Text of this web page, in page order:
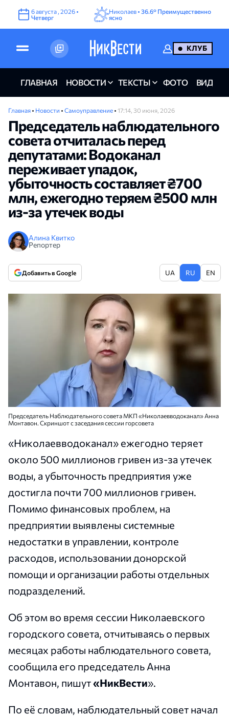
6августа , 2026 •
Четверг
Николаев • 36.6° Преимущественно
ясно
КЛУБ
ГЛАВНАЯ НОВОСТИ ТЕКСТЫ ФОТО ВИДЕО
Главная • Новости • Самоуправление • 17:14, 30 июня, 2026
Председатель наблюдательного
совета отчиталась перед
депутатами: Водоканал
переживает упадок,
убыточность составляет ₴700
млн, ежегодно теряем ₴500 млн
из-за утечек воды
Алина Квитко
Репортер
Добавить в Google UA RU EN
Председатель Наблюдательного совета МКП «Николаевводоканал» Анна
Монтавон. Скриншот с заседания сессии горсовета
«Николаевводоканал» ежегодно теряет
около 500 миллионов гривен из-за утечек
воды, а убыточность предприятия уже
достигла почти 700 миллионов гривен.
Помимо финансовых проблем, на
предприятии выявлены системные
недостатки в управлении, контроле
расходов, использовании донорской
помощи и организации работы отдельных
подразделений.
Об этом во время сессии Николаевского
городского совета, отчитываясь о первых
месяцах работы наблюдательного совета,
сообщила его председатель Анна
Монтавон, пишут«НикВести».
По её словам, наблюдательный совет начал